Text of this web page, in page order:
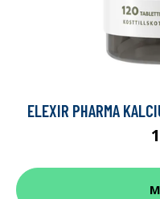
ELEXIR PHARMA